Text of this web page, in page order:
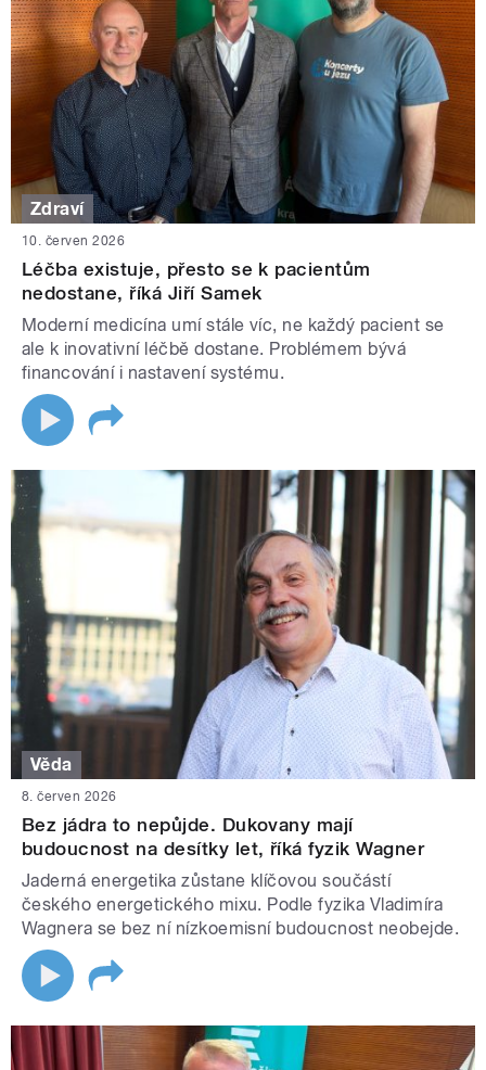
Zdraví
10. červen 2026
Léčba existuje, přesto se k pacientům
nedostane, říká Jiří Samek
Moderní medicína umí stále víc, ne každý pacient se
ale k inovativní léčbě dostane. Problémem bývá
financování i nastavení systému.
Věda
8. červen 2026
Bez jádra to nepůjde. Dukovany mají
budoucnost na desítky let, říká fyzik Wagner
Jaderná energetika zůstane klíčovou součástí
českého energetického mixu. Podle fyzika Vladimíra
Wagnera se bez ní nízkoemisní budoucnost neobejde.